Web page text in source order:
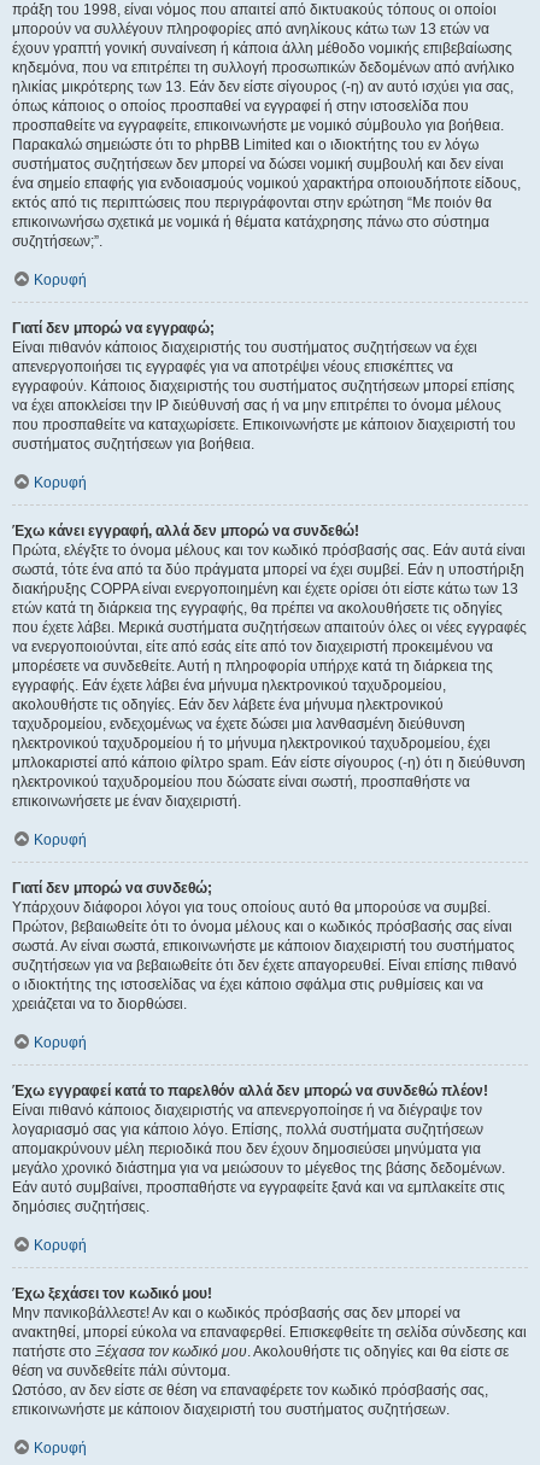
πράξη του 1998, είναι νόμος που απαιτεί από δικτυακούς τόπους οι οποίοι
μπορούν να συλλέγουν πληροφορίες από ανηλίκους κάτω των 13 ετών να
έχουν γραπτή γονική συναίνεση ή κάποια άλλη μέθοδο νομικής επιβεβαίωσης
κηδεμόνα, που να επιτρέπει τη συλλογή προσωπικών δεδομένων από ανήλικο
ηλικίας μικρότερης των 13. Εάν δεν είστε σίγουρος (-η) αν αυτό ισχύει για σας,
όπως κάποιος ο οποίος προσπαθεί να εγγραφεί ή στην ιστοσελίδα που
προσπαθείτε να εγγραφείτε, επικοινωνήστε με νομικό σύμβουλο για βοήθεια.
Παρακαλώ σημειώστε ότι το phpBB Limited και ο ιδιοκτήτης του εν λόγω
συστήματος συζητήσεων δεν μπορεί να δώσει νομική συμβουλή και δεν είναι
ένα σημείο επαφής για ενδοιασμούς νομικού χαρακτήρα οποιουδήποτε είδους,
εκτός από τις περιπτώσεις που περιγράφονται στην ερώτηση “Με ποιόν θα
επικοινωνήσω σχετικά με νομικά ή θέματα κατάχρησης πάνω στο σύστημα
συζητήσεων;”.
Κορυφή
Γιατί δεν μπορώ να εγγραφώ;
Είναι πιθανόν κάποιος διαχειριστής του συστήματος συζητήσεων να έχει
απενεργοποιήσει τις εγγραφές για να αποτρέψει νέους επισκέπτες να
εγγραφούν. Κάποιος διαχειριστής του συστήματος συζητήσεων μπορεί επίσης
να έχει αποκλείσει την IP διεύθυνσή σας ή να μην επιτρέπει το όνομα μέλους
που προσπαθείτε να καταχωρίσετε. Επικοινωνήστε με κάποιον διαχειριστή του
συστήματος συζητήσεων για βοήθεια.
Κορυφή
Έχω κάνει εγγραφή, αλλά δεν μπορώ να συνδεθώ!
Πρώτα, ελέγξτε το όνομα μέλους και τον κωδικό πρόσβασής σας. Εάν αυτά είναι
σωστά, τότε ένα από τα δύο πράγματα μπορεί να έχει συμβεί. Εάν η υποστήριξη
διακήρυξης COPPA είναι ενεργοποιημένη και έχετε ορίσει ότι είστε κάτω των 13
ετών κατά τη διάρκεια της εγγραφής, θα πρέπει να ακολουθήσετε τις οδηγίες
που έχετε λάβει. Μερικά συστήματα συζητήσεων απαιτούν όλες οι νέες εγγραφές
να ενεργοποιούνται, είτε από εσάς είτε από τον διαχειριστή προκειμένου να
μπορέσετε να συνδεθείτε. Αυτή η πληροφορία υπήρχε κατά τη διάρκεια της
εγγραφής. Εάν έχετε λάβει ένα μήνυμα ηλεκτρονικού ταχυδρομείου,
ακολουθήστε τις οδηγίες. Εάν δεν λάβετε ένα μήνυμα ηλεκτρονικού
ταχυδρομείου, ενδεχομένως να έχετε δώσει μια λανθασμένη διεύθυνση
ηλεκτρονικού ταχυδρομείου ή το μήνυμα ηλεκτρονικού ταχυδρομείου, έχει
μπλοκαριστεί από κάποιο φίλτρο spam. Εάν είστε σίγουρος (-η) ότι η διεύθυνση
ηλεκτρονικού ταχυδρομείου που δώσατε είναι σωστή, προσπαθήστε να
επικοινωνήσετε με έναν διαχειριστή.
Κορυφή
Γιατί δεν μπορώ να συνδεθώ;
Υπάρχουν διάφοροι λόγοι για τους οποίους αυτό θα μπορούσε να συμβεί.
Πρώτον, βεβαιωθείτε ότι το όνομα μέλους και ο κωδικός πρόσβασής σας είναι
σωστά. Αν είναι σωστά, επικοινωνήστε με κάποιον διαχειριστή του συστήματος
συζητήσεων για να βεβαιωθείτε ότι δεν έχετε απαγορευθεί. Είναι επίσης πιθανό
ο ιδιοκτήτης της ιστοσελίδας να έχει κάποιο σφάλμα στις ρυθμίσεις και να
χρειάζεται να το διορθώσει.
Κορυφή
Έχω εγγραφεί κατά το παρελθόν αλλά δεν μπορώ να συνδεθώ πλέον!
Είναι πιθανό κάποιος διαχειριστής να απενεργοποίησε ή να διέγραψε τον
λογαριασμό σας για κάποιο λόγο. Επίσης, πολλά συστήματα συζητήσεων
απομακρύνουν μέλη περιοδικά που δεν έχουν δημοσιεύσει μηνύματα για
μεγάλο χρονικό διάστημα για να μειώσουν το μέγεθος της βάσης δεδομένων.
Εάν αυτό συμβαίνει, προσπαθήστε να εγγραφείτε ξανά και να εμπλακείτε στις
δημόσιες συζητήσεις.
Κορυφή
Έχω ξεχάσει τον κωδικό μου!
Μην πανικοβάλλεστε! Αν και ο κωδικός πρόσβασής σας δεν μπορεί να
ανακτηθεί, μπορεί εύκολα να επαναφερθεί. Επισκεφθείτε τη σελίδα σύνδεσης και
πατήστε στο Ξέχασα τον κωδικό μου. Ακολουθήστε τις οδηγίες και θα είστε σε
θέση να συνδεθείτε πάλι σύντομα.
Ωστόσο, αν δεν είστε σε θέση να επαναφέρετε τον κωδικό πρόσβασής σας,
επικοινωνήστε με κάποιον διαχειριστή του συστήματος συζητήσεων.
Κορυφή